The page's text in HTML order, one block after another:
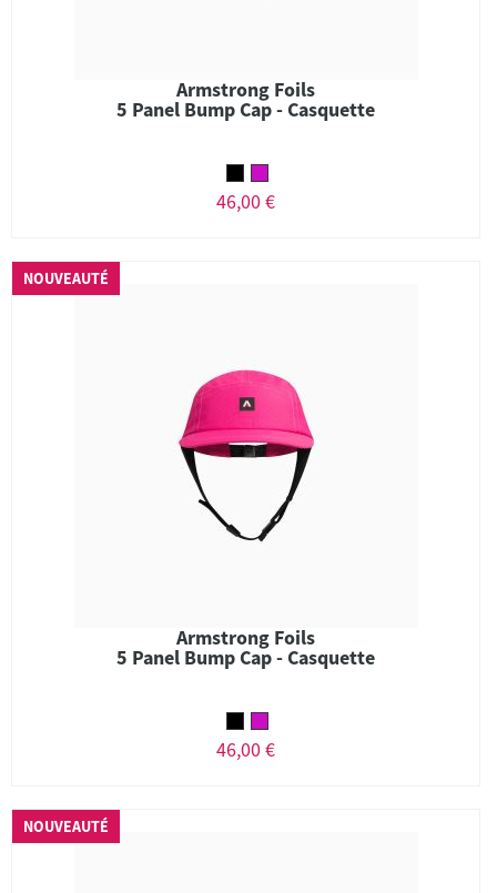
Armstrong Foils
5 Panel Bump Cap - Casquette
46,00 €
NOUVEAUTÉ
Armstrong Foils
5 Panel Bump Cap - Casquette
46,00 €
NOUVEAUTÉ